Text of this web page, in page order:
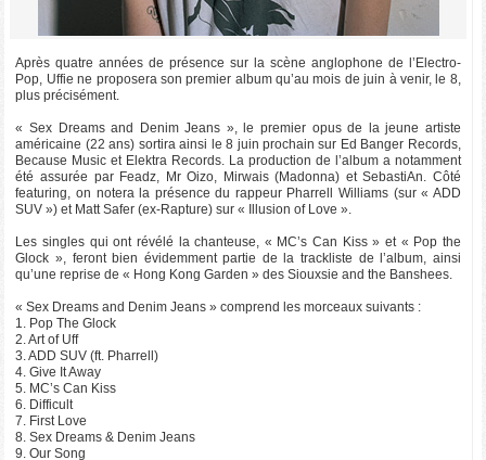
Après quatre années de présence sur la scène anglophone de l’Electro-
Pop, Uffie ne proposera son premier album qu’au mois de juin à venir, le 8,
plus précisément.
« Sex Dreams and Denim Jeans », le premier opus de la jeune artiste
américaine (22 ans) sortira ainsi le 8 juin prochain sur Ed Banger Records,
Because Music et Elektra Records. La production de l’album a notamment
été assurée par Feadz, Mr Oizo, Mirwais (Madonna) et SebastiAn. Côté
featuring, on notera la présence du rappeur Pharrell Williams (sur « ADD
SUV ») et Matt Safer (ex-Rapture) sur « Illusion of Love ».
Les singles qui ont révélé la chanteuse, « MC’s Can Kiss » et « Pop the
Glock », feront bien évidemment partie de la trackliste de l’album, ainsi
qu’une reprise de « Hong Kong Garden » des Siouxsie and the Banshees.
« Sex Dreams and Denim Jeans » comprend les morceaux suivants :
1. Pop The Glock
2. Art of Uff
3. ADD SUV (ft. Pharrell)
4. Give It Away
5. MC’s Can Kiss
6. Difficult
7. First Love
8. Sex Dreams & Denim Jeans
9. Our Song